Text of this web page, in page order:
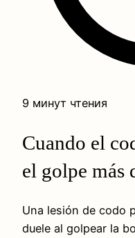
9 минут чтения
Cuando el
el golpe más
Una lesión de codo
duele al golpear la